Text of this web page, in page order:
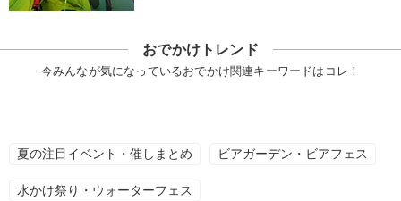
おでかけトレンド
今みんなが気になっているおでかけ関連キーワードはコレ！
夏の注目イベント・催しまとめ ビアガーデン・ビアフェス
水かけ祭り・ウォーターフェス